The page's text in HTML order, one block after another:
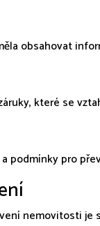
obsahovat
které se
podmínky pro
nemovitosti